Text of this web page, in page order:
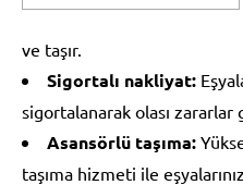
ve taşır.
Sigortalı nakliyat:
sigortalanarak olası zararlar
Asansörlü taşıma:
taşıma hizmeti ile